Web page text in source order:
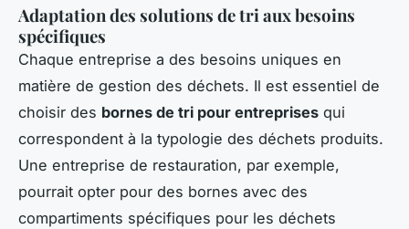
Adaptation des solutions de tri aux besoins
spécifiques
Chaque entreprise a des besoins uniques en
matière de gestion des déchets. Il est essentiel de
choisir des bornes de tri pour entreprises qui
correspondent à la typologie des déchets produits.
Une entreprise de restauration, par exemple,
pourrait opter pour des bornes avec des
compartiments spécifiques pour les déchets